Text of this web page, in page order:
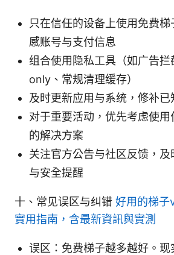
只在信任的设备上使用免费
感账号与支付信息
组合使用隐私工具（如广告
only、常规清理缓存）
及时更新应用与系统，修补已
对于重要活动，优先考虑使
的解决方案
关注官方公告与社区反馈，
与安全提醒
十、常见误区与纠错 好用的梯子
實用指南，含最新資訊與實測
误区：免费梯子越多越好。